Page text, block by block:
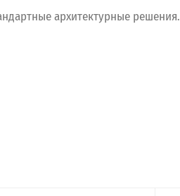
архитектурные решения.